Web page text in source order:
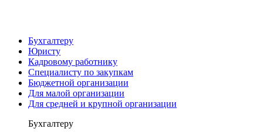
Бухгалтеру
Юристу
Кадровому работнику
Специалисту по закупкам
Бюджетной организации
Для малой организации
Для средней и крупной организации
Бухгалтеру